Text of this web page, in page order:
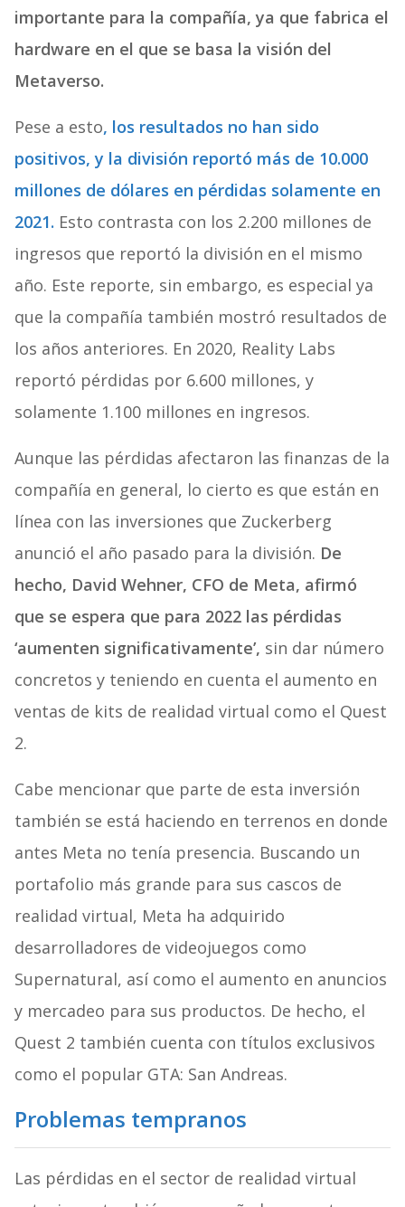
importante para la compañía, ya que fabrica el
hardware en el que se basa la visión del
Metaverso.
Pese a esto, los resultados no han sido
positivos, y la división reportó más de 10.000
millones de dólares en pérdidas solamente en
2021. Esto contrasta con los 2.200 millones de
ingresos que reportó la división en el mismo
año. Este reporte, sin embargo, es especial ya
que la compañía también mostró resultados de
los años anteriores. En 2020, Reality Labs
reportó pérdidas por 6.600 millones, y
solamente 1.100 millones en ingresos.
Aunque las pérdidas afectaron las finanzas de la
compañía en general, lo cierto es que están en
línea con las inversiones que Zuckerberg
anunció el año pasado para la división. De
hecho, David Wehner, CFO de Meta, afirmó
que se espera que para 2022 las pérdidas
‘aumenten significativamente’, sin dar número
concretos y teniendo en cuenta el aumento en
ventas de kits de realidad virtual como el Quest
2.
Cabe mencionar que parte de esta inversión
también se está haciendo en terrenos en donde
antes Meta no tenía presencia. Buscando un
portafolio más grande para sus cascos de
realidad virtual, Meta ha adquirido
desarrolladores de videojuegos como
Supernatural, así como el aumento en anuncios
y mercadeo para sus productos. De hecho, el
Quest 2 también cuenta con títulos exclusivos
como el popular GTA: San Andreas.
Problemas tempranos
Las pérdidas en el sector de realidad virtual